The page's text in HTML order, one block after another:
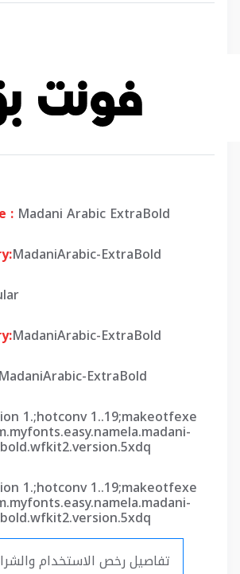
: Madani Arabic ExtraBold
MadaniArabic-ExtraBold
MadaniArabic-ExtraBold
MadaniArabic-ExtraBold
1.;hotconv 1..19;makeotfexe
1.;hotconv 1..19;makeotfexe
تفاصيل رخص الاستخدام